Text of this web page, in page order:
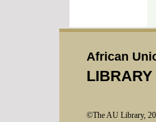
African
LIBRARY
©The AU Library,